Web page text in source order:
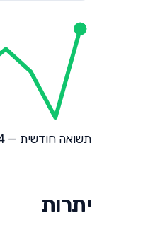
תשואה חודשית — 24 חודשים אחרונים
יתרות